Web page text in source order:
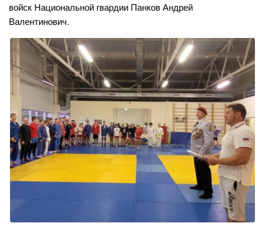
войск Национальной гвардии Панков Андрей
Валентинович.